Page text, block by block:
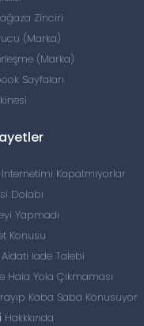
Zinciri
(Marka)
(Marka)
Sayfaları
İnternetimi Kapatmıyorlar
Dolabı
Yapmadı
Konusu
Iade Talebi
Hala Yola Çıkmaması
Kaba Saba Konusuyor